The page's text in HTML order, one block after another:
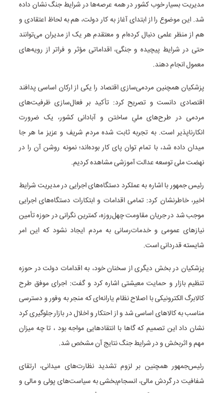
مدیریت بسیار خوب کشور در همه عرصه‌ها در شرایط جنگ نشان داده
شد. این موضوع را از ابتدای آغاز به کار دولت، هم به لحاظ اعتقادی و
هم از منظر علمی دنبال کرده‌ام و معتقدم هر یک از مدیران می‌توانند
حتی در شرایط پیچیده و جنگی، اقداماتی مؤثر و فراتر از رویه‌های
معمول انجام دهند.
پزشکیان همچنین مردمی‌سازی اقتصاد را یکی از ارکان اساسی پدافند
اقتصادی دانست و تصریح کرد: تأکید بر فعال‌سازی ظرفیت‌های
مردمی در طرح‌های ملیِ ساختن و آبادانی کشور، یک ضرورت
انکارناپذیر است. به تجربه ثابت شده مردم شریف و عزیز ما هر جا
میدان داده شد، با تمام توان پای کار بوده‌اند؛ نمونه روشن آن را در
نهضت ملی توسعه عدالت آموزشی مشاهده کردیم.
رئیس جمهور با اشاره به عملکرد دستگاه‌های اجرایی در مدیریت شرایط
اخیر، خاطرنشان کرد: تمامی اقدامات و ابتکارات دستگاه‌های اجرایی
موجب شد در جریان مقاومت چهل‌روزه، کمترین نگرانی در حوزه تأمین
نیازهای عمومی و خدمات‌رسانی به مردم ایجاد نشود که این امر
شایسته قدردانی است.
پزشکیان در بخش دیگری از سخنان خود، به اقدامات دولت در حوزه
تنظیم بازار و حمایت معیشتی اشاره کرد و گفت: اجرای موفق طرح
کالابرگ الکترونیکی با اصلاح نظام یارانه‌ای که منجر به وفور و دسترسی
مناسب به کالاهای اساسی شد و از احتکار و اخلال در بازار جلوگیری کرد
نشان داد این تصمیم که گاها با انتقادهایی مواجه بود ، تا چه میزان
مهم و اثربخش و در شرایط جنگ نتایج آن مشخص شد.
رئیس‌جمهور همچنین بر لزوم تشدید نظارت‌های میدانی، ارتقای
شفافیت در گردش مالی، انسجام‌بخشی به سیاست‌های پولی و مالی و